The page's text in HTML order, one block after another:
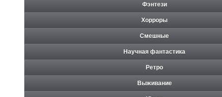
Фэнтези
Хорроры
Смешные
Научная фантастика
Ретро
Выживание